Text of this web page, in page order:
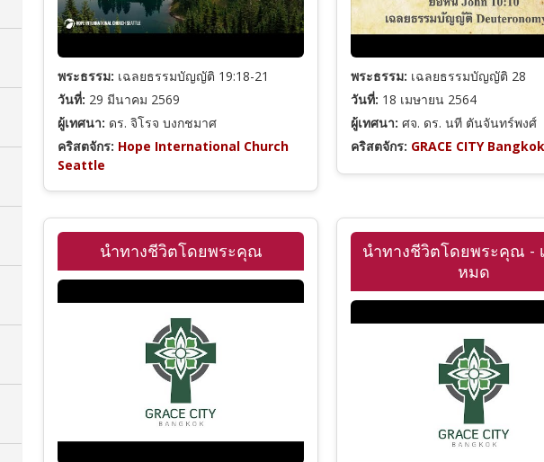
พระธรรม: เฉลยธรรมบัญญัติ 19:18-21
วันที่: 29 มีนาคม 2569
ผู้เทศนา: ดร. จิโรจ บงกชมาศ
คริสตจักร: Hope International Church
Seattle
พระธรรม: เฉลยธรรมบัญญัติ 28
วันที่: 18 เมษายน 2564
ผู้เทศนา: ศจ. ดร. นที ตันจันทร์พงศ์
คริสตจักร: GRACE CITY Bangkok
นำทางชีวิตโดยพระคุณ
นำทางชีวิตโดยพระคุณ -
หมด